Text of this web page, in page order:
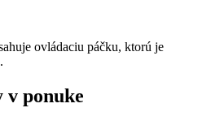
ovládaciu páčku, ktorú je
v ponuke